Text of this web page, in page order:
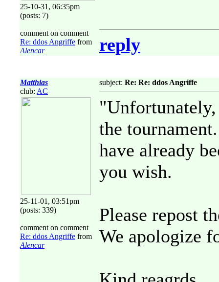
25-10-31, 06:35pm
(posts: 7)
comment on comment
Re: ddos Angriffe from
Alencar
reply
Matthias
club: AC
25-11-01, 03:51pm
(posts: 339)
comment on comment
Re: ddos Angriffe from
Alencar
subject: Re: Re: ddos Angriffe
the
have already
you wish.
Please repost
We apologize